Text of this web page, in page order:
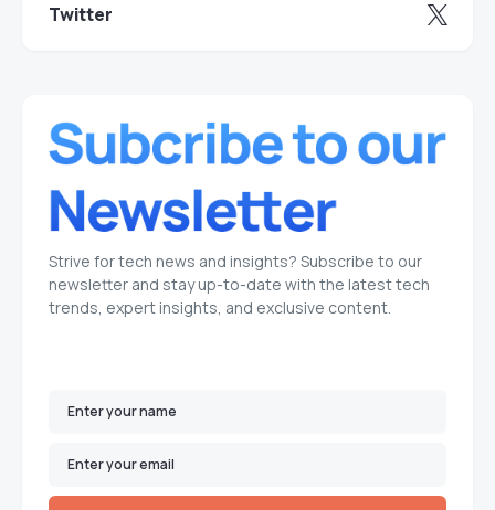
Twitter
Strive for tech news and insights? Subscribe to our
newsletter and stay up-to-date with the latest tech
trends, expert insights, and exclusive content.